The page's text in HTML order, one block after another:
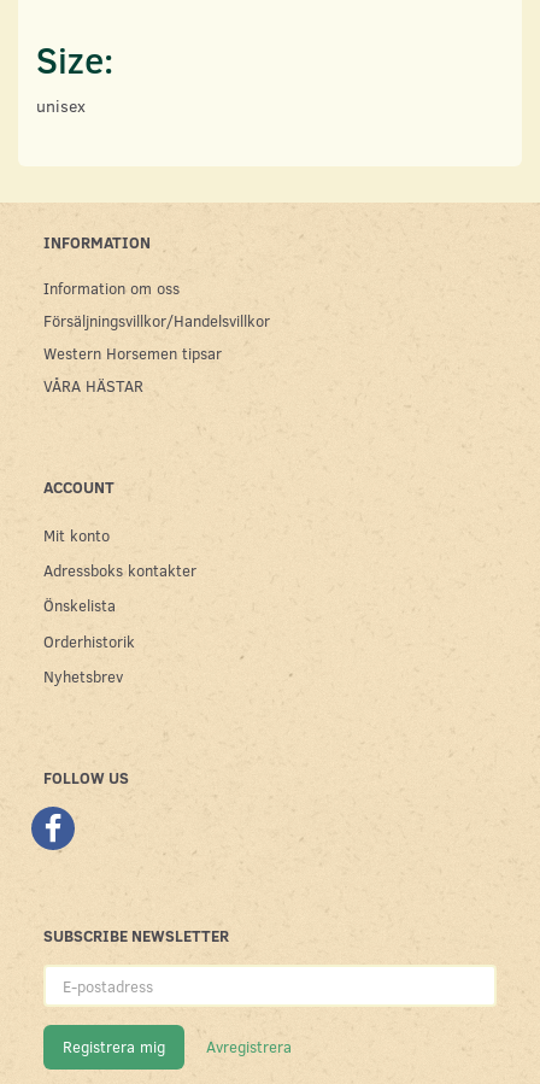
Size:
unisex
INFORMATION
Information om oss
Försäljningsvillkor/Handelsvillkor
Western Horsemen tipsar
VÅRA HÄSTAR
ACCOUNT
Mit konto
Adressboks kontakter
Önskelista
Orderhistorik
Nyhetsbrev
FOLLOW US
SUBSCRIBE NEWSLETTER
E-
postadress
Registrera mig Avregistrera